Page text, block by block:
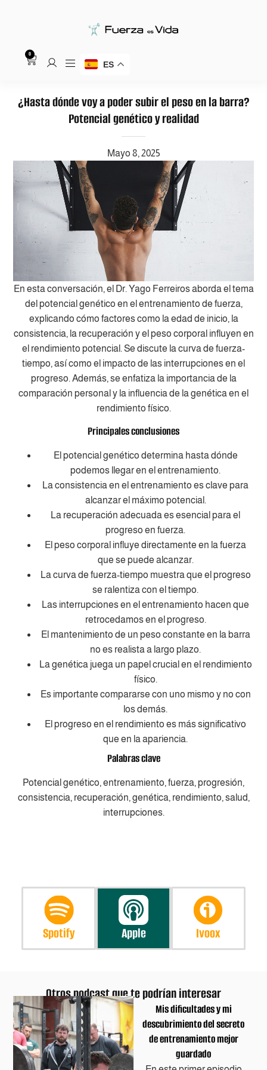
0
ES
¿Hasta dónde voy a poder subir el peso en la barra?
Potencial genético y realidad
Mayo 8, 2025
En esta conversación, el Dr. Yago Ferreiros aborda el tema
del potencial genético en el entrenamiento de fuerza,
explicando cómo factores como la edad de inicio, la
consistencia, la recuperación y el peso corporal influyen en
el rendimiento potencial. Se discute la curva de fuerza-
tiempo, así como el impacto de las interrupciones en el
progreso. Además, se enfatiza la importancia de la
comparación personal y la influencia de la genética en el
rendimiento físico.
Principales conclusiones
El potencial genético determina hasta dónde
podemos llegar en el entrenamiento.
La consistencia en el entrenamiento es clave para
alcanzar el máximo potencial.
La recuperación adecuada es esencial para el
progreso en fuerza.
El peso corporal influye directamente en la fuerza
que se puede alcanzar.
La curva de fuerza-tiempo muestra que el progreso
se ralentiza con el tiempo.
Las interrupciones en el entrenamiento hacen que
retrocedamos en el progreso.
El mantenimiento de un peso constante en la barra
no es realista a largo plazo.
La genética juega un papel crucial en el rendimiento
físico.
Es importante compararse con uno mismo y no con
los demás.
El progreso en el rendimiento es más significativo
que en la apariencia.
Palabras clave
Potencial genético, entrenamiento, fuerza, progresión,
consistencia, recuperación, genética, rendimiento, salud,
interrupciones.
Spotify Apple Ivoox
Otros podcast que te podrían interesar
Mis dificultades y mi
descubrimiento del secreto
de entrenamiento mejor
guardado